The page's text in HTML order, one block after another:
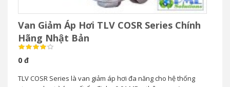
Van Giảm Áp Hơi TLV COSR Series Chính
Hãng Nhật Bản
0 đ
TLV COSR Series là van giảm áp hơi đa năng cho hệ thống